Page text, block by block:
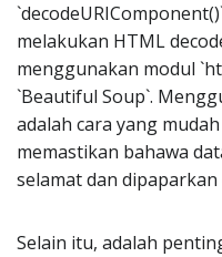
melakukan HTML
menggunakan modul
`Beautiful Soup`.
adalah cara yang
memastikan bahawa
selamat dan
Selain itu, adalah